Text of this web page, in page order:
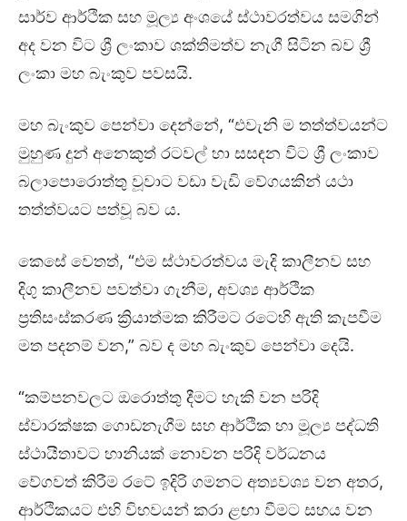
සාර්ව ආර්ථික සහ මූල්‍ය අංශයේ ස්ථාවරත්වය සමගින්
අද වන විට ශ්‍රී ලංකාව ශක්තිමත්ව නැගී සිටින බව ශ්‍රී
ලංකා මහ බැංකුව පවසයි.
මහ බැංකුව පෙන්වා දෙන්නේ, “එවැනි ම තත්ත්වයන්ට
මුහුණ දුන් අනෙකුත් රටවල් හා සසඳන විට ශ්‍රී ලංකාව
බලාපොරොත්තු වූවාට වඩා වැඩි වේගයකින් යථා
තත්ත්වයට පත්වූ බව ය.
කෙසේ වෙතත්, “එම ස්ථාවරත්වය මැදි කාලීනව සහ
දිගු කාලීනව පවත්වා ගැනීම, අවශ්‍ය ආර්ථික
ප්‍රතිසංස්කරණ ක්‍රියාත්මක කිරීමට රටෙහි ඇති කැපවීම
මත පදනම් වන,” බව ද මහ බැංකුව පෙන්වා දෙයි.
“කම්පනවලට ඔරොත්තු දීමට හැකි වන පරිදි
ස්වාරක්ෂක ගොඩනැගීම සහ ආර්ථික හා මූල්‍ය පද්ධති
ස්ථායීතාවට හානියක් නොවන පරිදි වර්ධනය
වේගවත් කිරීම රටේ ඉදිරි ගමනට අත්‍යවශ්‍ය වන අතර,
ආර්ථිකයට එහි විභවයන් කරා ළඟා වීමට සහය වන